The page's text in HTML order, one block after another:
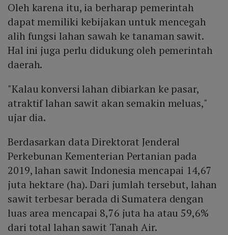
Oleh karena itu, ia berharap pemerintah
dapat memiliki kebijakan untuk mencegah
alih fungsi lahan sawah ke tanaman sawit.
Hal ini juga perlu didukung oleh pemerintah
daerah.
"Kalau konversi lahan dibiarkan ke pasar,
atraktif lahan sawit akan semakin meluas,"
ujar dia.
Berdasarkan data Direktorat Jenderal
Perkebunan Kementerian Pertanian pada
2019, lahan sawit Indonesia mencapai 14,67
juta hektare (ha). Dari jumlah tersebut, lahan
sawit terbesar berada di Sumatera dengan
luas area mencapai 8,76 juta ha atau 59,6%
dari total lahan sawit Tanah Air.